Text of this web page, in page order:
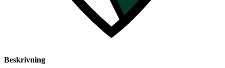
Beskrivning